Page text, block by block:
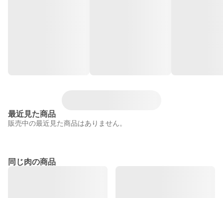
最近見た商品
販売中の最近見た商品はありません。
同じ肉の商品